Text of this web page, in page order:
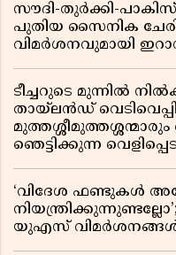
സൗദി-തുർക്കി-
പുതിയ സൈനിക
വിമർശനവുമായി
ടീച്ചറുടെ മുന്നിൽ
തായ്‌ലൻഡ്
ഞെട്ടിക്കുന്ന
‘വിദേശ ഫണ്ടുകൾ
യുഎസ്